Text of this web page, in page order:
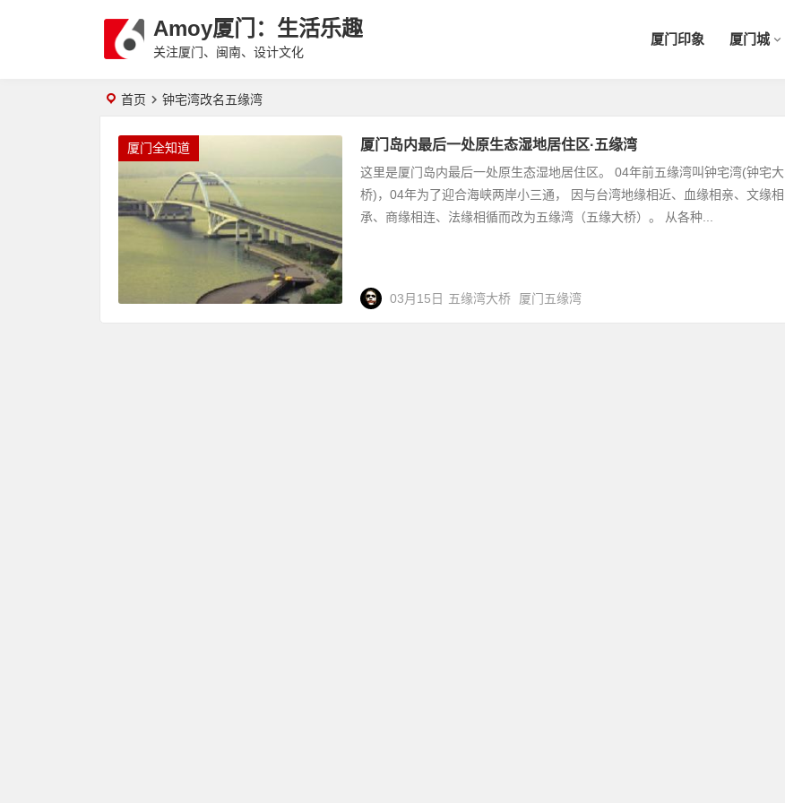
Amoy厦门：生活乐趣
关注厦门、闽南、设计文化
厦门印象 厦门城
首页 钟宅湾改名五缘湾
厦门全知道 厦门岛内最后一处原生态湿地居住区·五缘湾
这里是厦门岛内最后一处原生态湿地居住区。 04年前五缘湾叫钟宅湾(钟宅大
桥)，04年为了迎合海峡两岸小三通， 因与台湾地缘相近、血缘相亲、文缘相
承、商缘相连、法缘相循而改为五缘湾（五缘大桥）。 从各种...
03月15日 五缘湾大桥 厦门五缘湾